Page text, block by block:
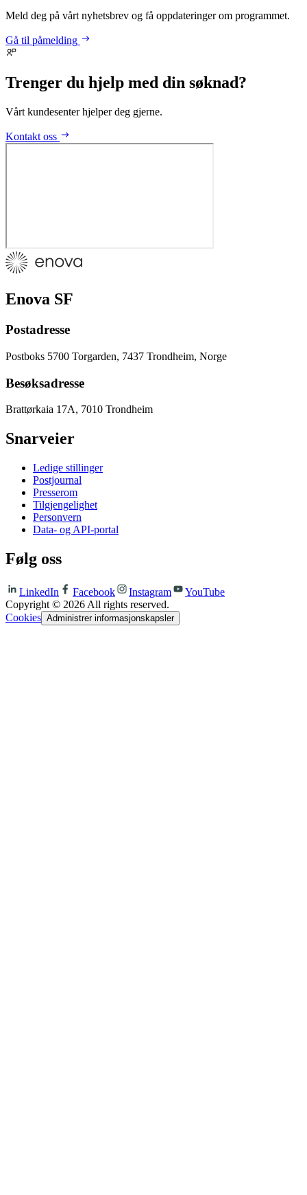
Meld deg på vårt nyhetsbrev og få oppdateringer om programmet.
Gå til påmelding
Trenger du hjelp med din søknad?
Vårt kundesenter hjelper deg gjerne.
Kontakt oss
Enova SF
Postadresse
Postboks 5700 Torgarden, 7437 Trondheim, Norge
Besøksadresse
Brattørkaia 17A, 7010 Trondheim
Snarveier
Ledige stillinger
Postjournal
Presserom
Tilgjengelighet
Personvern
Data- og API-portal
Følg oss
LinkedIn Facebook Instagram
YouTube
Copyright © 2026 All rights reserved.
Cookies Administrer informasjonskapsler